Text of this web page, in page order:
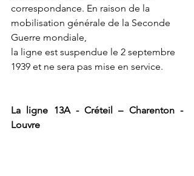
correspondance. En raison de la
mobilisation générale de la Seconde
Guerre mondiale,
la ligne est suspendue le 2 septembre
1939 et ne sera pas mise en service.
La ligne 13A - Créteil – Charenton -
Louvre